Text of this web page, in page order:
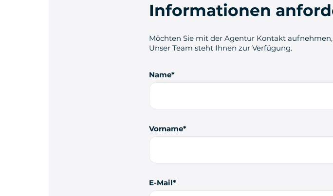
Informationen
Möchten Sie mit der Agentur Kontakt
Unser Team steht Ihnen zur Verfügung.
Name
Vorname
E-Mail